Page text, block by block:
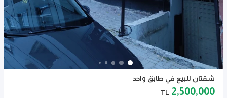
شقتان للبيع في طابق واحد
2,500,000
TL